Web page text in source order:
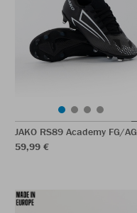
JAKO RS89 Academy FG/AG
59,99 €